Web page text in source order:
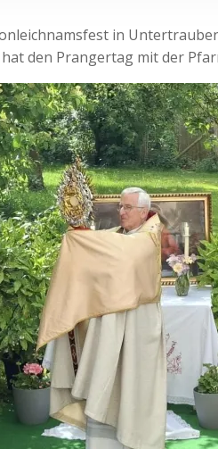
in
den Prangertag mit der